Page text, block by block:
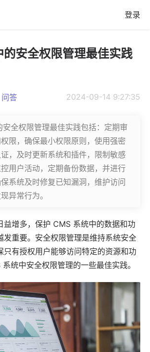
登录
安全权限管理最佳实践
问答 2024-09-14 9:27:35
安全权限管理最佳实践包括：定期审
限，确保最小权限原则，使用强密
，及时更新系统和插件，限制敏感
用户活动，定期备份数据，并进行
系统及时修复已知漏洞，维护访问
异常行为。
益增多，保护 CMS 系统中的数据和功
发重要。安全权限管理是维持系统安全
只有授权用户能够访问特定的资源和功
统中安全权限管理的一些最佳实践。